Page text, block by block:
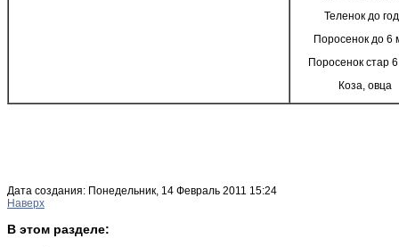
Теленок до
Поросенок до 6
Поросенок стар
Коза, овца
Дата создания: Понедельник, 14 Февраль 2011 15:24
Наверх
В этом разделе: